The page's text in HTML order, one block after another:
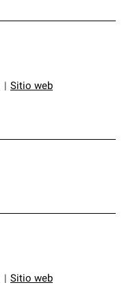
Sitio web
Sitio web